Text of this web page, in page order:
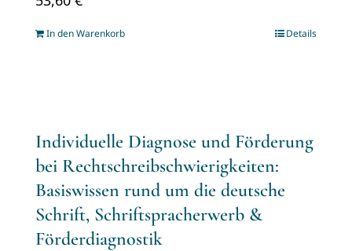
In den Warenkorb Details
Individuelle Diagnose und Förderung
bei Rechtschreibschwierigkeiten:
Basiswissen rund um die deutsche
Schrift, Schriftspracherwerb &
Förderdiagnostik